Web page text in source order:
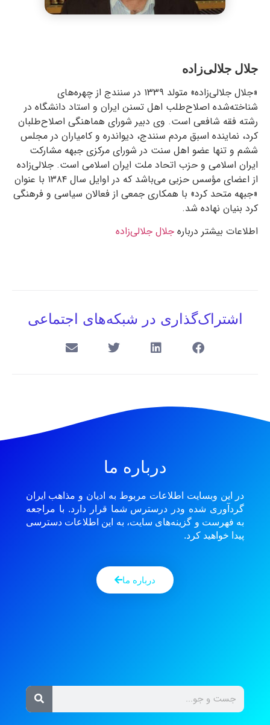
جلال جلالی‌زاده
«جلال جلالی‌زاده» متولد ۱۳۳۹ در سنندج از چهره‌های
شناخته‌شده اصلاح‌طلب اهل تسنن ایران و استاد دانشگاه در
رشته فقه شافعی است. وی دبیر شورای هماهنگی اصلاح‌طلبان
کرد، نماینده اسبق مردم سنندج، دیواندره و کامیاران در مجلس
ششم و تنها عضو اهل ‌سنت در شورای مرکزی جبهه مشارکت
ایران اسلامی و حزب اتحاد ملت ایران اسلامی است. جلالی‌زاده
از اعضای مؤسس حزبی می‌باشد که در اوایل سال ۱۳۸۴ با عنوان
«جبهه متحد کرد» با همکاری جمعی از فعالان سیاسی و فرهنگی
کرد بنیان نهاده شد.
اطلاعات بیشتر درباره جلال جلالی‌زاده
اشتراک‌گذاری در شبکه‌های اجتماعی
درباره ما
در این وبسایت اطلاعات مربوط به ادیان و مذاهب ایران
گردآوری شده ودر درسترس شما قرار دارد. با مراجعه
به فهرست و گزینه‌های سایت، به این اطلاعات دسترسی
پیدا خواهید کرد.
درباره ما